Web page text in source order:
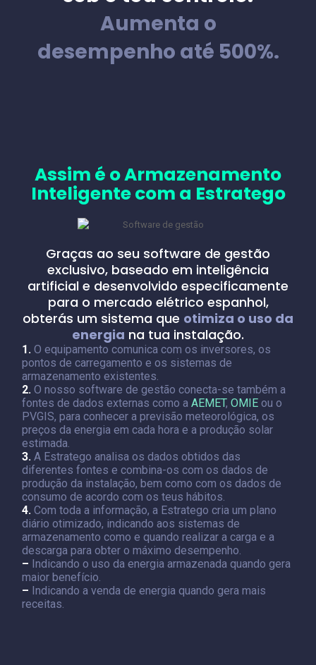
Aumenta o
desempenho até 500%.
Assim é o Armazenamento
Inteligente com a Estratego
Graças ao seu software de gestão
exclusivo, baseado em inteligência
artificial e desenvolvido especificamente
para o mercado elétrico espanhol,
obterás um sistema que otimiza o uso da
energia na tua instalação.
1. O equipamento comunica com os inversores, os
pontos de carregamento e os sistemas de
armazenamento existentes.
2. O nosso software de gestão conecta-se também a
fontes de dados externas como aAEMET,OMIE ou o
PVGIS, para conhecer a previsão meteorológica, os
preços da energia em cada hora e a produção solar
estimada.
3. A Estratego analisa os dados obtidos das
diferentes fontes e combina-os com os dados de
produção da instalação, bem como com os dados de
consumo de acordo com os teus hábitos.
4. Com toda a informação, a Estratego cria um plano
diário otimizado, indicando aos sistemas de
armazenamento como e quando realizar a carga e a
descarga para obter o máximo desempenho.
– Indicando o uso da energia armazenada quando gera
maior benefício.
– Indicando a venda de energia quando gera mais
receitas.